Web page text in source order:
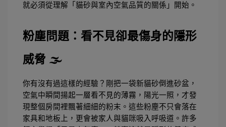
就必須從理解「貓砂與室內空氣品質的關係」開始。
粉塵問題：看不見卻最傷身的隱形
威脅 🌫️
你有沒有過這樣的經驗？剛把一袋新貓砂倒進砂盆，
空氣中瞬間揚起一層看不見的薄霧，陽光一照，才發
現整個房間裡飄著細細的粉末。這些粉塵不只會落在
家具和地板上，更會被家人與貓咪吸入呼吸道。許多